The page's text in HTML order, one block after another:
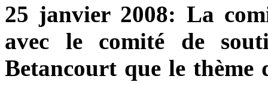
25 janvier 2008: La
avec le comité de
Betancourt que le thème